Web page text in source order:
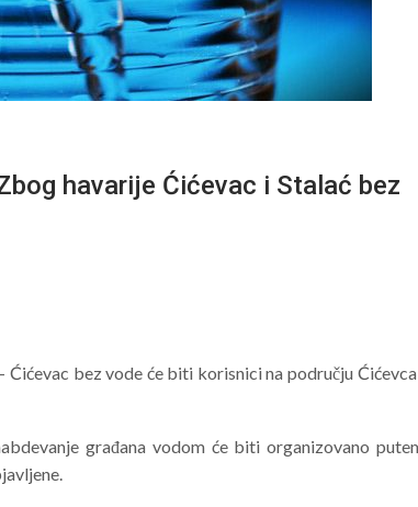
havarije Ćićevac i Stalać bez
bez vode će biti korisnici na području
građana vodom će biti organizovano